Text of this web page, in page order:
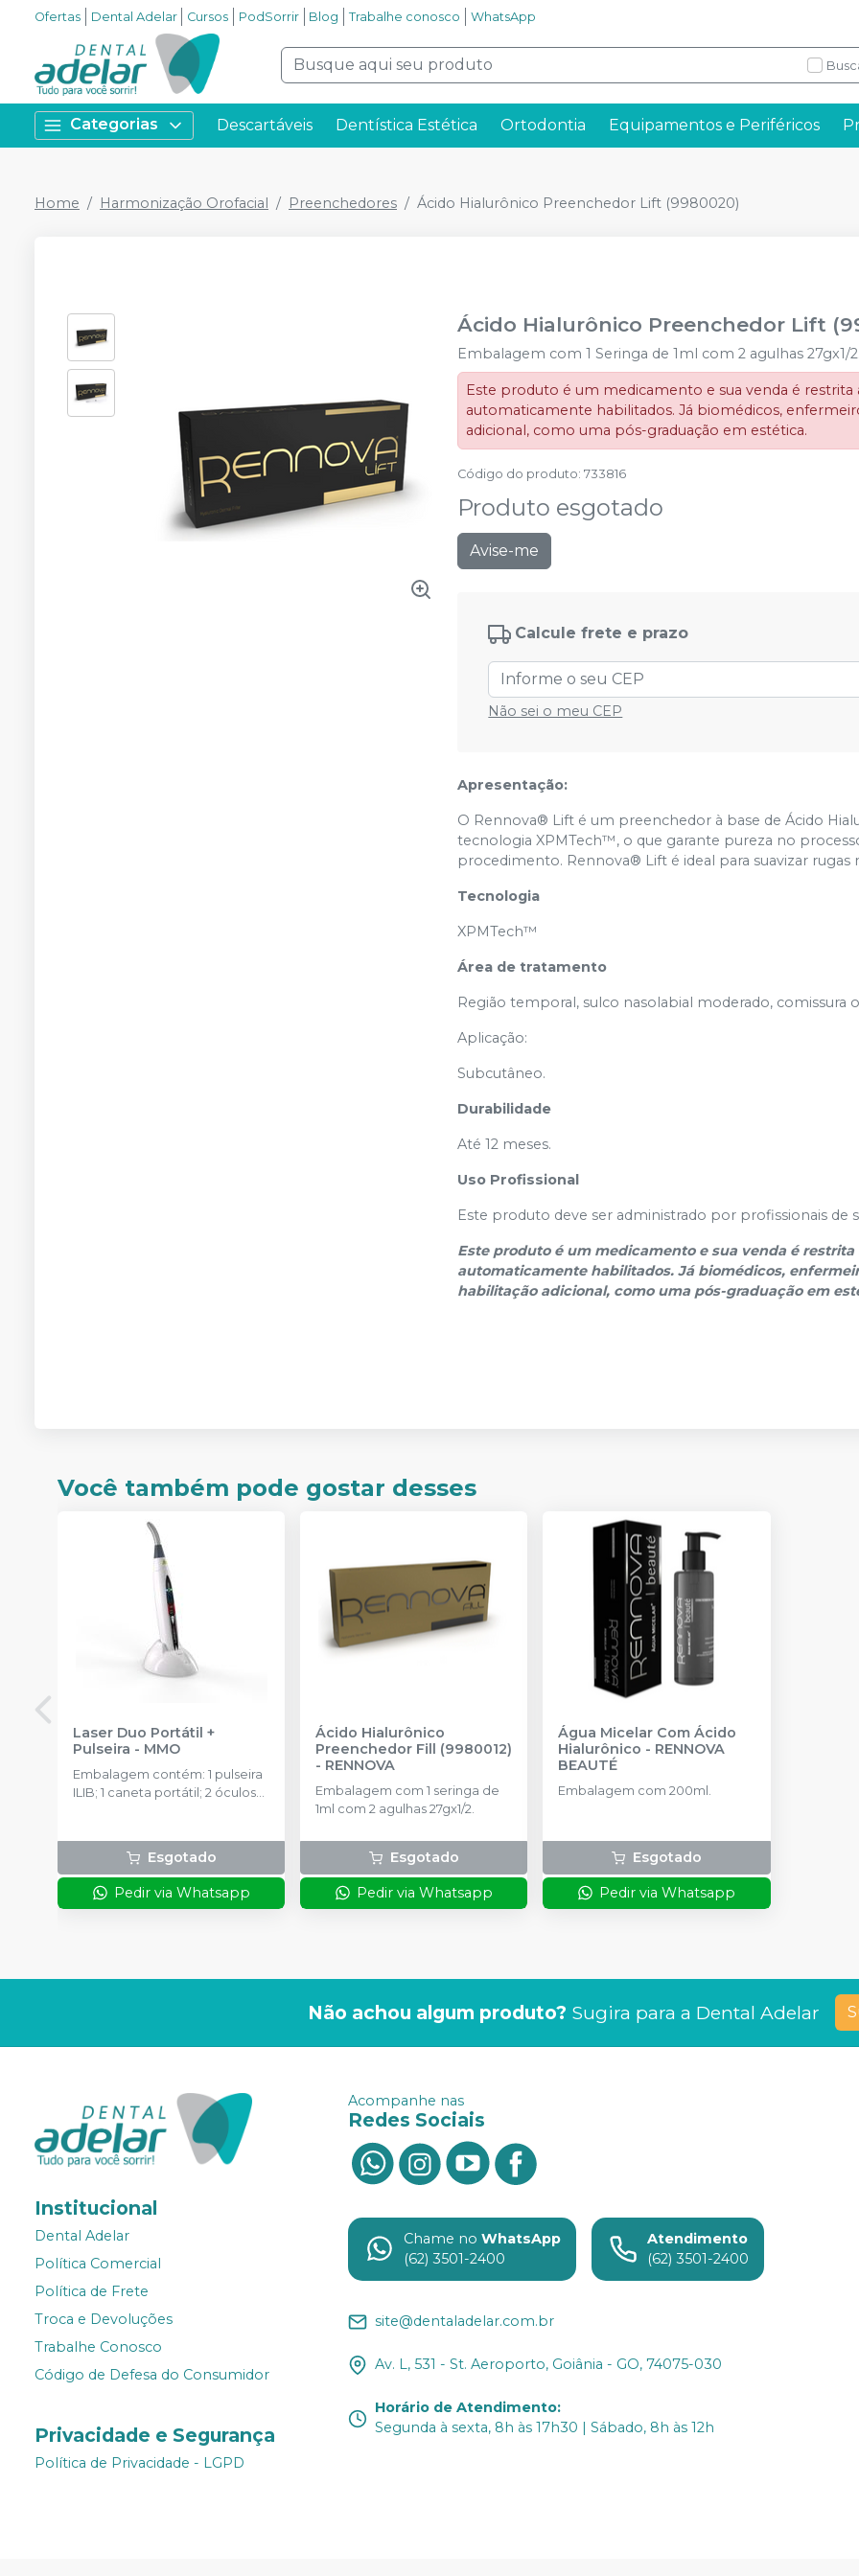
Ofertas Dental Adelar Cursos PodSorrir Blog Trabalhe conosco WhatsApp
Categorias Descartáveis Dentística Estética Ortodontia Equipamentos e Periféricos
Home Harmonização Orofacial Preenchedores Ácido Hialurônico Preenchedor Lift (9980020)
Ácido Hialurônico Preenchedor Lift
Embalagem com 1 Seringa de 1ml com 2 agulhas 27gx1/2.
Este produto é um medicamento e sua venda é restrita
automaticamente habilitados. Já biomédicos,
adicional, como uma pós-graduação em estética.
Código do produto:733816
Produto esgotado
Avise-me
Calcule frete e prazo
Não sei o meu CEP
Apresentação:
O Rennova® Lift é um preenchedor à base de Ácido
tecnologia XPMTech™, o que garante pureza no
procedimento. Rennova® Lift é ideal para suavizar rugas
Tecnologia
XPMTech™
Área de tratamento
Região temporal, sulco nasolabial moderado, comissura
Aplicação:
Subcutâneo.
Durabilidade
Até 12 meses.
Uso Profissional
Este produto deve ser administrado por profissionais de
Este produto é um medicamento e sua venda é
automaticamente habilitados. Já biomédicos,
habilitação adicional, como uma pós-graduação em
Você também pode gostar desses
Laser Duo Portátil +
Pulseira - MMO
Embalagem contém:​ 1 pulseira
ILIB​; 1 caneta portátil;​ 2 óculos
instruções​; Fonte de
alimentação
Esgotado
Pedir via Whatsapp
Ácido Hialurônico
Preenchedor Fill (9980012)
- RENNOVA
Embalagem com 1 seringa de
1ml com 2 agulhas 27gx1/2.
Esgotado
Pedir via Whatsapp
Água Micelar Com Ácido
Hialurônico - RENNOVA
BEAUTÉ
Embalagem com 200ml.
Esgotado
Pedir via Whatsapp
Não achou algum produto? Sugira para a Dental Adelar
Institucional
Dental Adelar
Política Comercial
Política de Frete
Troca e Devoluções
Trabalhe Conosco
Código de Defesa do Consumidor
Privacidade e Segurança
Política de Privacidade - LGPD
Acompanhe nas
Redes Sociais
Chame no WhatsApp
(62) 3501-2400
Atendimento
(62) 3501-2400
site@dentaladelar.com.br
Av. L, 531 - St. Aeroporto, Goiânia - GO, 74075-030
Horário de Atendimento:
Segunda à sexta, 8h às 17h30 | Sábado, 8h às 12h